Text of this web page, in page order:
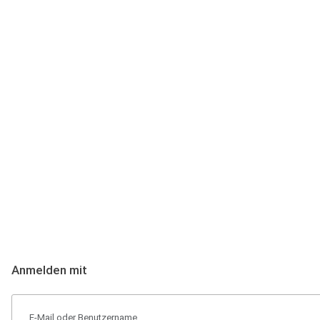
Anmelden mit